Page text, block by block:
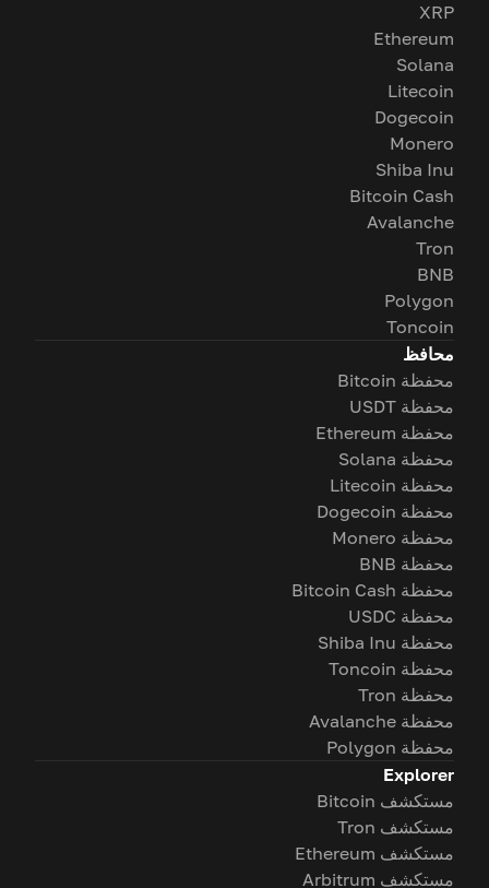
XRP
Ethereum
Solana
Litecoin
Dogecoin
Monero
Shiba Inu
Bitcoin Cash
Avalanche
Tron
BNB
Polygon
Toncoin
محافظ
محفظة Bitcoin
محفظة USDT
محفظة Ethereum
محفظة Solana
محفظة Litecoin
محفظة Dogecoin
محفظة Monero
محفظة BNB
محفظة Bitcoin Cash
محفظة USDC
محفظة Shiba Inu
محفظة Toncoin
محفظة Tron
محفظة Avalanche
محفظة Polygon
Explorer
مستكشف Bitcoin
مستكشف Tron
مستكشف Ethereum
مستكشف Arbitrum